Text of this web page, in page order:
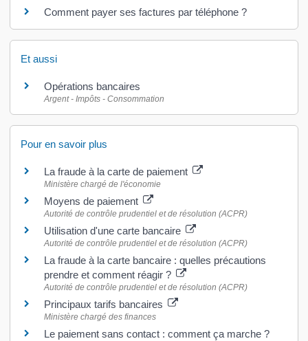
Comment payer ses factures par téléphone ?
Et aussi
Opérations bancaires
Argent - Impôts - Consommation
Pour en savoir plus
La fraude à la carte de paiement
Ministère chargé de l'économie
Moyens de paiement
Autorité de contrôle prudentiel et de résolution (ACPR)
Utilisation d'une carte bancaire
Autorité de contrôle prudentiel et de résolution (ACPR)
La fraude à la carte bancaire : quelles précautions
prendre et comment réagir ?
Autorité de contrôle prudentiel et de résolution (ACPR)
Principaux tarifs bancaires
Ministère chargé des finances
Le paiement sans contact : comment ça marche ?